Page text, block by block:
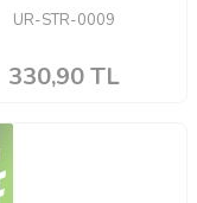
UR-STR-0009
330,90TL